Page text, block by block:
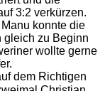
3:2 verkürzen.
konnte die
gleich zu Beginn
wollte gerne
dem Richtigen